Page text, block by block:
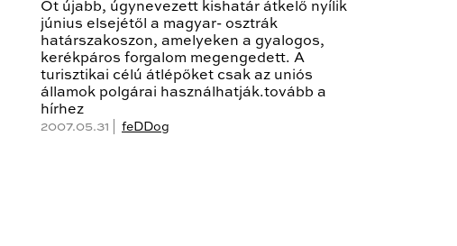
Öt újabb, úgynevezett kishatár átkelő nyílik
június elsejétől a magyar- osztrák
határszakoszon, amelyeken a gyalogos,
kerékpáros forgalom megengedett. A
turisztikai célú átlépőket csak az uniós
államok polgárai használhatják.tovább a
hírhez
2007.05.31 | feDDog